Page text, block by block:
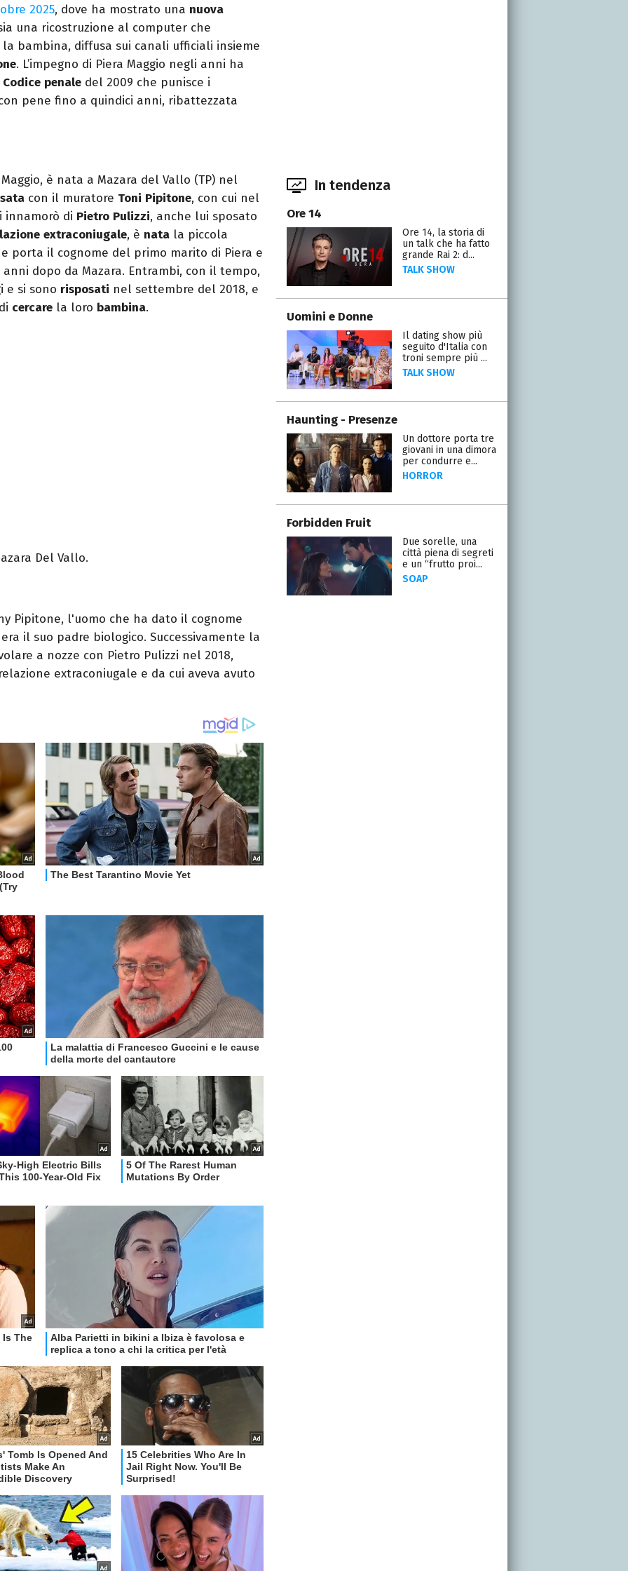
2025, dove ha mostrato una nuova
una ricostruzione al computer che
bambina, diffusa sui canali ufficiali insieme
. L’impegno di Piera Maggio negli anni ha
Codice penale del 2009 che punisce i
pene fino a quindici anni, ribattezzata
è nata a Mazara del Vallo (TP) nel
con il muratore Toni Pipitone, con cui nel
innamorò di Pietro Pulizzi, anche lui sposato
extraconiugale, è nata la piccola
porta il cognome del primo marito di Piera e
dopo da Mazara. Entrambi, con il tempo,
e si sono risposati nel settembre del 2018, e
cercare la loro bambina.
Del Vallo.
Pipitone, l'uomo che ha dato il cognome
il suo padre biologico. Successivamente la
a nozze con Pietro Pulizzi nel 2018,
extraconiugale e da cui aveva avuto
In tendenza
Ore 14
Ore 14, la storia di
un talk che ha fatto
grande Rai 2: d...
TALK SHOW
Uomini e Donne
Il dating show più
seguito d'Italia con
troni sempre più ...
TALK SHOW
Haunting - Presenze
Un dottore porta tre
giovani in una dimora
per condurre e...
HORROR
Forbidden Fruit
Due sorelle, una
città piena di segreti
e un “frutto proi...
SOAP